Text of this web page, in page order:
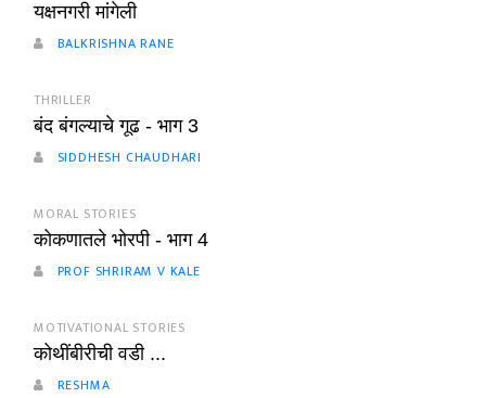
यक्षनगरी मांगेली
BALKRISHNA RANE
THRILLER
बंद बंगल्याचे गूढ - भाग 3
SIDDHESH CHAUDHARI
MORAL STORIES
कोकणातले भोरपी - भाग 4
PROF SHRIRAM V KALE
MOTIVATIONAL STORIES
कोथींबीरीची वडी ...
RESHMA